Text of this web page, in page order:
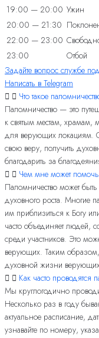
19:00 — 20:00 Ужин
20:00 — 21:30
22:00 — 23:00
23:00
Отбой
Задайте вопрос службе
Написать в Telegram
Что такое
Паломничество — это
к святым местам,
для верующих локациям.
свою веру, получить
благодарить за
Чем мне может
Паломничество может
духовного роста. Многие
им приблизиться к Богу
часто объединяет людей,
среди участников. Это
верующих. Таким образом,
духовной жизни
Как часто проводятся
Мы круглогодично
Несколько раз в году
актуальное расписание,
узнавайте по номеру,